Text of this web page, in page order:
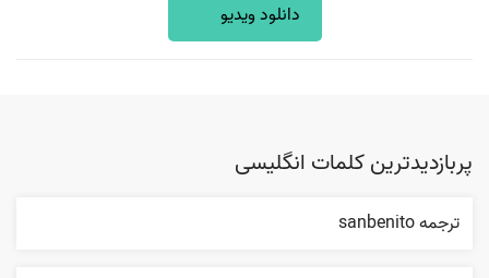
دانلود ویدیو
پربازدیدترین کلمات انگلیسی
ترجمه sanbenito